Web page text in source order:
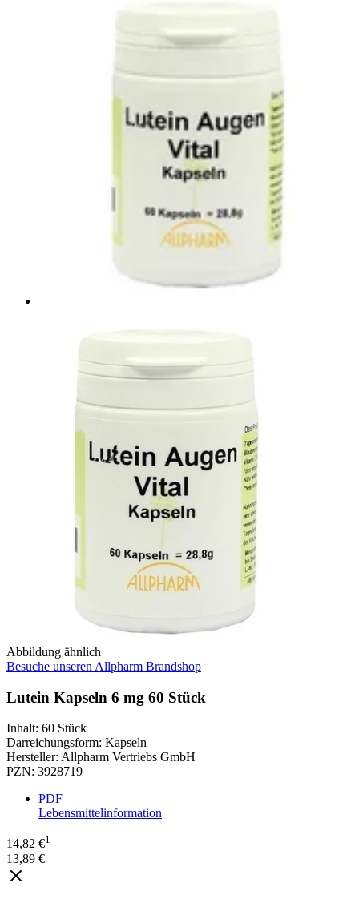
Abbildung ähnlich
Besuche unseren Allpharm Brandshop
Lutein Kapseln 6 mg 60 Stück
Inhalt: 60 Stück
Darreichungsform: Kapseln
Hersteller: Allpharm Vertriebs GmbH
PZN: 3928719
PDF
Lebensmittelinformation
14,82 €1
13,89 €